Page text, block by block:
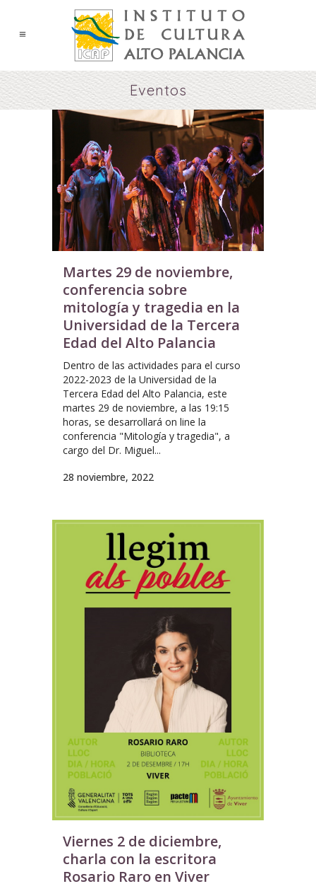
Eventos
Martes 29 de noviembre,
conferencia sobre
mitología y tragedia en la
Universidad de la Tercera
Edad del Alto Palancia
Dentro de las actividades para el curso
2022-2023 de la Universidad de la
Tercera Edad del Alto Palancia, este
martes 29 de noviembre, a las 19:15
horas, se desarrollará on line la
conferencia "Mitología y tragedia", a
cargo del Dr. Miguel...
28 noviembre, 2022
Viernes 2 de diciembre,
charla con la escritora
Rosario Raro en Viver